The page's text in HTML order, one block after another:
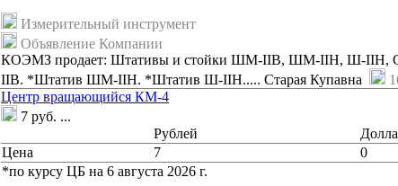
Измерительный инструмент
Объявление Компании
КОЭМЗ продает: Штативы и стойки ШМ-IIB, ШМ-IIH, Ш-IIH,
IIB. *Штатив ШМ-IIH. *Штатив Ш-IIH..... Старая Купавна
Центр вращающийся КМ-4
7 руб. ...
Рублей
Цена
7
0
*по курсу ЦБ на 6 августа 2026 г.